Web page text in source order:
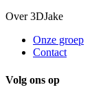
Over 3DJake
Onze groep
Contact
Volg ons op